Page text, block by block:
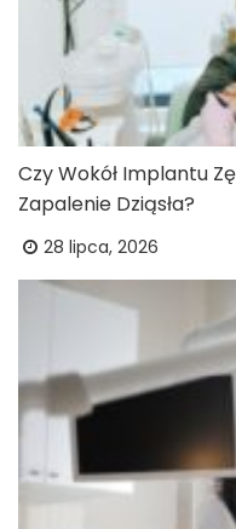
Czy Wokół Implantu
Zapalenie Dziąsła?
28 lipca, 2026